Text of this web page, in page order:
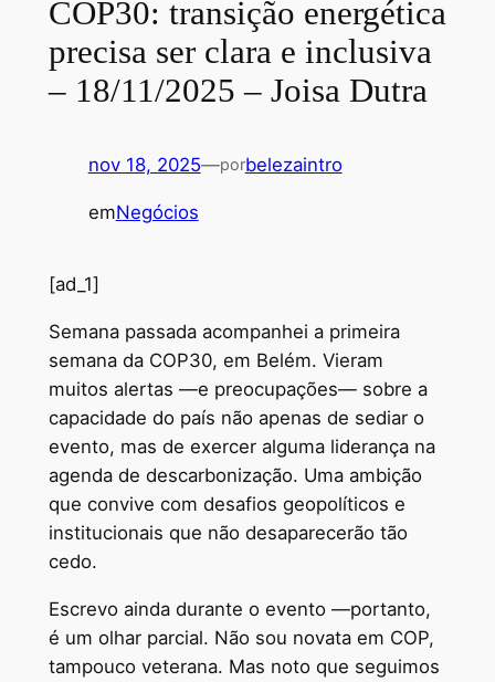
COP30: transição energética
precisa ser clara e inclusiva
– 18/11/2025 – Joisa Dutra
nov 18, 2025—porbelezaintro
emNegócios
[ad_1]
Semana passada acompanhei a primeira
semana da COP30, em Belém. Vieram
muitos alertas —e preocupações— sobre a
capacidade do país não apenas de sediar o
evento, mas de exercer alguma liderança na
agenda de descarbonização. Uma ambição
que convive com desafios geopolíticos e
institucionais que não desaparecerão tão
cedo.
Escrevo ainda durante o evento —portanto,
é um olhar parcial. Não sou novata em COP,
tampouco veterana. Mas noto que seguimos